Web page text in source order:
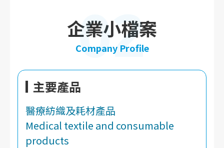
02
企業小檔案
Company Profile
主要產品
醫療紡織及耗材產品
Medical textile and consumable
products